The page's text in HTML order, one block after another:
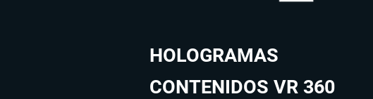
HOLOGRAMAS
CONTENIDOS VR 360